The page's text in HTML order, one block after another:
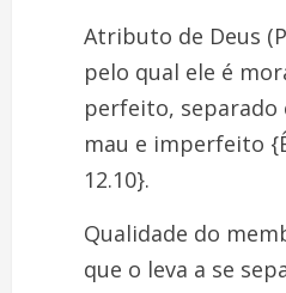
Atributo de Deus
pelo qual ele é
perfeito, separado
mau e imperfeito
12.10}.
Qualidade do
que o leva a se